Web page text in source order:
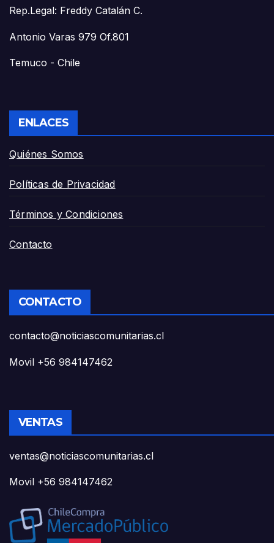
Rep.Legal: Freddy Catalán C.
Antonio Varas 979 Of.801
Temuco - Chile
ENLACES
Quiénes Somos
Políticas de Privacidad
Términos y Condiciones
Contacto
CONTACTO
contacto@noticiascomunitarias.cl
Movil +56 984147462
VENTAS
ventas@noticiascomunitarias.cl
Movil +56 984147462